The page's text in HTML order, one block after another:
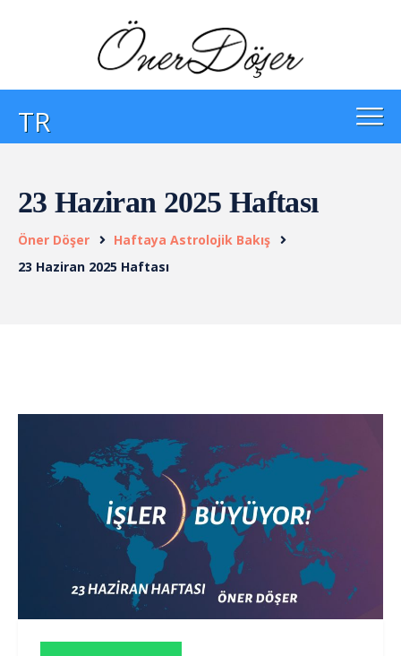
TR
23 Haziran 2025 Haftası
Öner Döşer
Haftaya Astrolojik Bakış
23 Haziran 2025 Haftası